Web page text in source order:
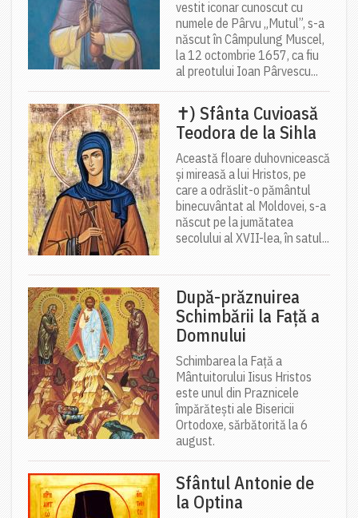
vestit iconar cunoscut cu
numele de Pârvu „Mutul”, s-a
născut în Câmpulung Muscel,
la 12 octombrie 1657, ca fiu
al preotului Ioan Pârvescu...
✝) Sfânta Cuvioasă
Teodora de la Sihla
Această floare duhovnicească
și mireasă a lui Hristos, pe
care a odrăslit-o pământul
binecuvântat al Moldovei, s-a
născut pe la jumătatea
secolului al XVII-lea, în satul...
După-prăznuirea
Schimbării la Față a
Domnului
Schimbarea la Față a
Mântuitorului Iisus Hristos
este unul din Praznicele
împărătești ale Bisericii
Ortodoxe, sărbătorită la 6
august.
Sfântul Antonie de
la Optina